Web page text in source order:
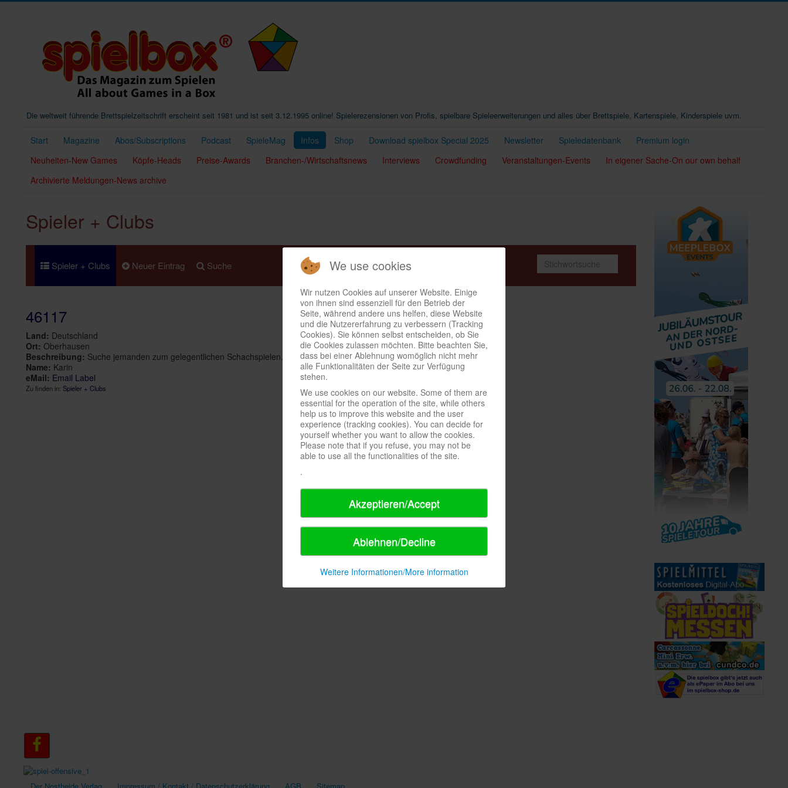
Die weltweit führende Brettspielzeitschrift erscheint seit 1981 und ist seit 3.12.1995 online! Spielerezensionen von Profis, spielbare Spieleerweiterungen und alles über Brettspiele, Kartenspiele, Kinderspiele uvm.
Start Magazine Abos/Subscriptions Podcast SpieleMag Infos Shop Download spielbox Special 2025 Newsletter Spieledatenbank
Premium login
Neuheiten-New Games
Köpfe-Heads Preise-Awards Branchen-/Wirtschaftsnews Interviews Crowdfunding Veranstaltungen-Events
In eigener Sache-On our own behalf
Archivierte Meldungen-News archive
Spieler + Clubs
Spieler + Clubs Neuer Eintrag Suche
46117
Land: Deutschland
Ort: Oberhausen
Beschreibung: Suche jemanden zum gelegentlichen Schachspielen. Bin mittelgut, spiele aus Spass an der Freude.
Name: Karin
eMail: Email Label
Zu finden in: Spieler + Clubs
Der Nostheide Verlag Impressum / Kontakt / Datenschutzerklärung AGB Sitemap
We use cookies
Wir nutzen Cookies auf unserer Website. Einige
von ihnen sind essenziell für den Betrieb der
Seite, während andere uns helfen, diese Website
und die Nutzererfahrung zu verbessern (Tracking
Cookies). Sie können selbst entscheiden, ob Sie
die Cookies zulassen möchten. Bitte beachten Sie,
dass bei einer Ablehnung womöglich nicht mehr
alle Funktionalitäten der Seite zur Verfügung
stehen.
We use cookies on our website. Some of them are
essential for the operation of the site, while others
help us to improve this website and the user
experience (tracking cookies). You can decide for
yourself whether you want to allow the cookies.
Please note that if you refuse, you may not be
able to use all the functionalities of the site.
.
Akzeptieren/Accept
Ablehnen/Decline
Weitere Informationen/More information